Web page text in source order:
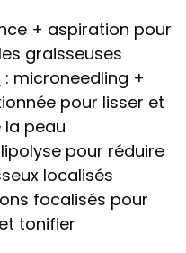
+ aspiration pour
graisseuses
: microneedling +
pour lisser et
la peau
pour réduire
localisés
focalisés pour
tonifier